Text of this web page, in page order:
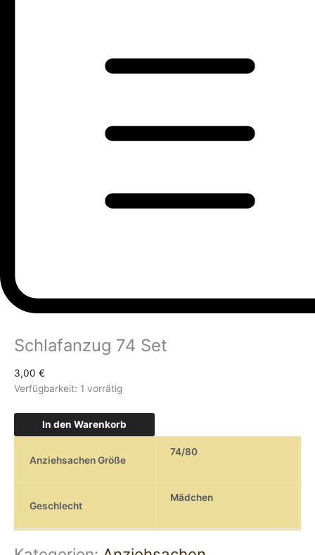
Schlafanzug 74 Set
3,00 €
Verfügbarkeit: 1 vorrätig
In den Warenkorb
Anziehsachen Größe
74/80
Geschlecht
Mädchen